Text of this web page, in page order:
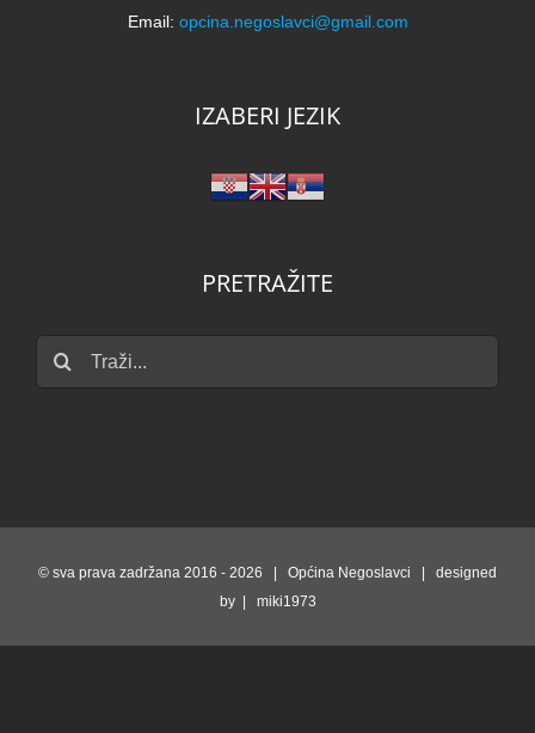
Email: opcina.negoslavci@gmail.com
IZABERI JEZIK
PRETRAŽITE
Traži...
© sva prava zadržana 2016 - 2026 | Općina Negoslavci | designed
by | miki1973